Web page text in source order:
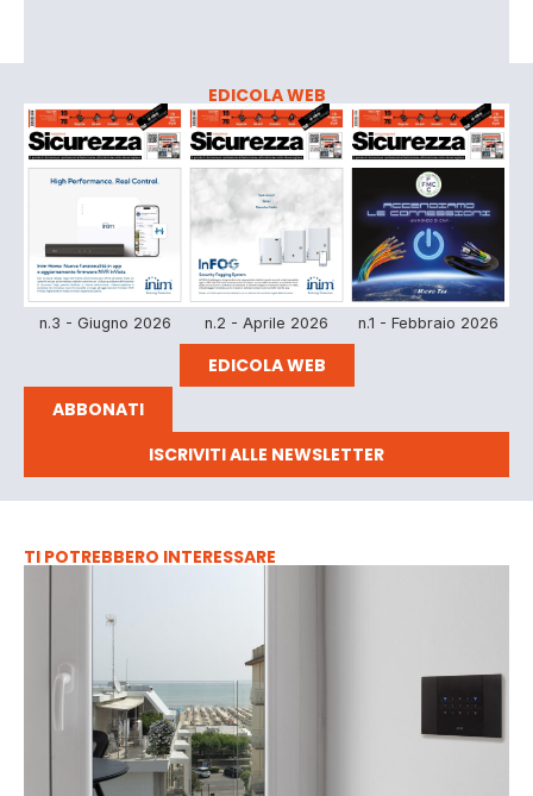
EDICOLA WEB
n.3 - Giugno 2026 n.2 - Aprile 2026 n.1 - Febbraio 2026
EDICOLA WEB
ABBONATI
ISCRIVITI ALLE NEWSLETTER
TI POTREBBERO INTERESSARE